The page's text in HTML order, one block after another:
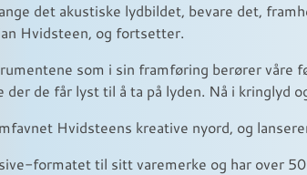
det akustiske lydbildet, bevare det,
Hvidsteen, og fortsetter.
som i sin framføring berører våre
de får lyst til å ta på lyden. Nå i kringlyd
Hvidsteens kreative nyord, og
formatet til sitt varemerke og har over